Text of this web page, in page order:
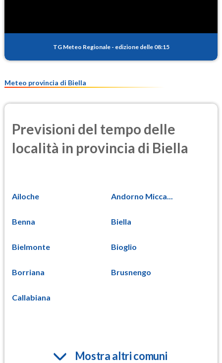
PM25
TG Meteo Regionale - edizione delle 08:15
Meteo provincia di Biella
Previsioni del tempo delle
località in provincia di Biella
Ailoche Andorno Micca...
Benna Biella
Bielmonte Bioglio
Borriana Brusnengo
Callabiana
Mostra altri comuni